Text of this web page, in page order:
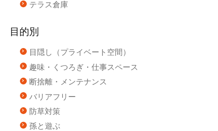
テラス倉庫
目的別
目隠し（プライベート空間）
趣味・くつろぎ・仕事スペース
断捨離・メンテナンス
バリアフリー
防草対策
孫と遊ぶ